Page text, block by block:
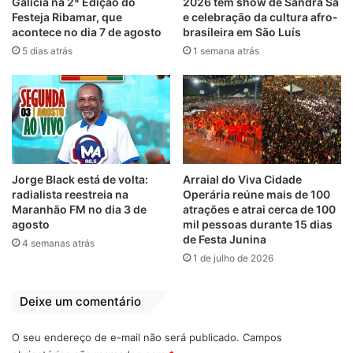
TV Guará – Canal 23, dentro do horário do
programa.
ressurgem como a própria mágica que deu
vida ao boi… e faz arder as chamas da
nossa tradição.
Arraial Mandou Legal Festa Junina 2022
Festeja Ribamar, que
acontece no dia 7 de agosto
5 dias atrás
e celebração da cultura afro-
brasileira em São Luís
1 semana atrás
Jorge Black está de volta:
radialista reestreia na
Maranhão FM no dia 3 de
agosto
4 semanas atrás
Arraial do Viva Cidade
Operária reúne mais de 100
atrações e atrai cerca de 100
mil pessoas durante 15 dias
de Festa Junina
1 de julho de 2026
Deixe um comentário
O seu endereço de e-mail não será publicado. Campos